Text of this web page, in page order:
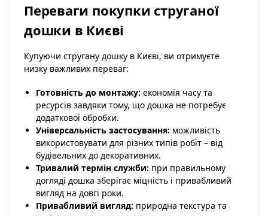
Переваги покупки струганої
дошки в Києві
Купуючи стругану дошку в Києві, ви отримуєте
низку важливих переваг:
Готовність до монтажу: економія часу та
ресурсів завдяки тому, що дошка не потребує
додаткової обробки.
Універсальність застосування: можливість
використовувати для різних типів робіт – від
будівельних до декоративних.
Тривалий термін служби: при правильному
догляді дошка зберігає міцність і привабливий
вигляд на довгі роки.
Привабливий вигляд: природна текстура та